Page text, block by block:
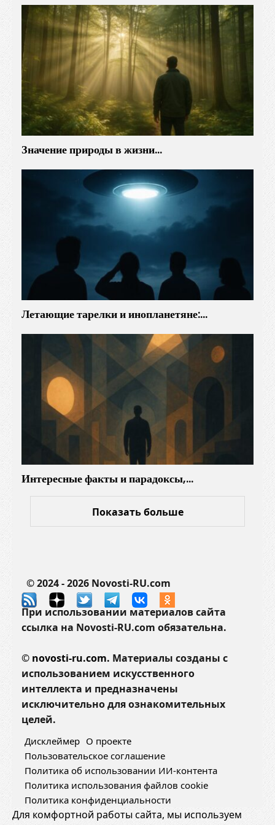
Значение природы в жизни…
Летающие тарелки и инопланетяне:…
Интересные факты и парадоксы,…
Показать больше
© 2024 - 2026 Novosti-RU.com
При использовании материалов сайта
ссылка на Novosti-RU.com обязательна.
© novosti-ru.com. Материалы созданы с
использованием искусственного
интеллекта и предназначены
исключительно для ознакомительных
целей.
Дисклеймер О проекте
Пользовательское соглашение
Политика об использовании ИИ-контента
Политика использования файлов cookie
Политика конфиденциальности
Для комфортной работы сайта, мы используем